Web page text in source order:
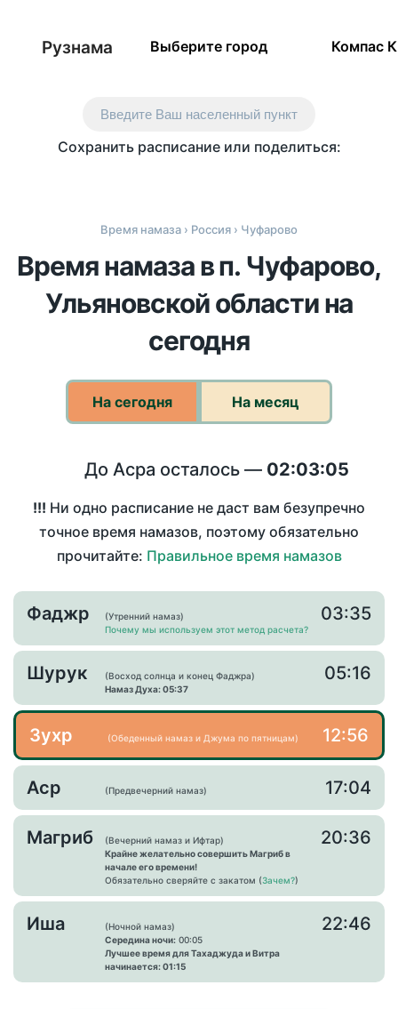
Рузнама Выберите город Компас
Введите Ваш населенный пункт
Сохранить расписание или поделиться:
Время намаза › Россия › Чуфарово
Время намаза в п. Чуфарово,
Ульяновской области на
сегодня
На сегодня На месяц
До Асра осталось — 02:03:05
!!! Ни одно расписание не даст вам безупречно
точное время намазов, поэтому обязательно
прочитайте: Правильное время намазов
Фаджр
(Утренний намаз)
Почему мы используем этот метод расчета?
03:35
Шурук
(Восход солнца и конец Фаджра)
Намаз Духа: 05:37
05:16
Зухр (Обеденный намаз и Джума по пятницам) 12:56
Аср (Предвечерний намаз) 17:04
Магриб
(Вечерний намаз и Ифтар)
Крайне желательно совершить Магриб в
начале его времени!
Обязательно сверяйте с закатом (Зачем?)
20:36
Иша
(Ночной намаз)
Середина ночи: 00:05
Лучшее время для Тахаджуда и Витра
начинается: 01:15
22:46